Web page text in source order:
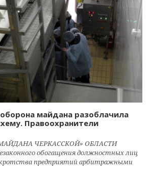
майдана разоблачила
Правоохранители
ЧЕРКАССКОЙ» ОБЛАСТИ
обогащения должностных лиц
предприятий арбитражными